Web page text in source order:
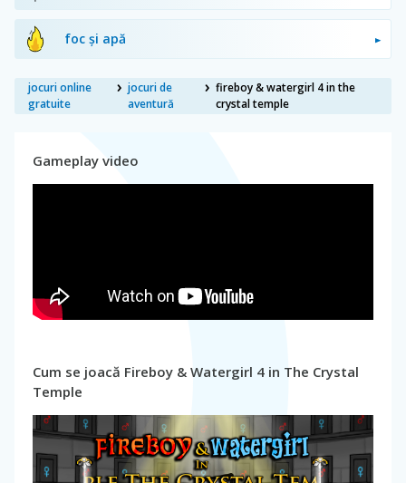
foc și apă
jocuri online
gratuite
jocuri de
aventură
fireboy & watergirl 4 in the
crystal temple
Gameplay video
Cum se joacă Fireboy & Watergirl 4 in The Crystal
Temple